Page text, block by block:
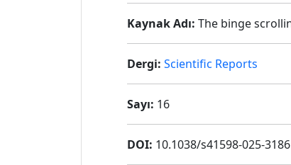
Kaynak Adı: The binge
Dergi: Scientific Reports
Sayı: 16
DOI: 10.1038/s41598-025-